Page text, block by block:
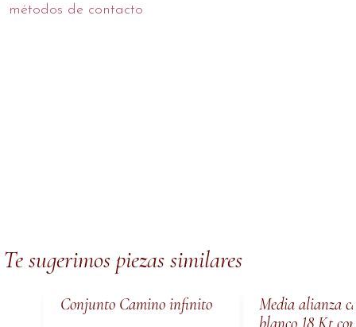
métodos de contacto
Te sugerimos piezas similares
Conjunto Camino infinito
Media alianza